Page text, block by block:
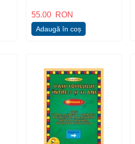
55.00 RON
Adaugă în coș